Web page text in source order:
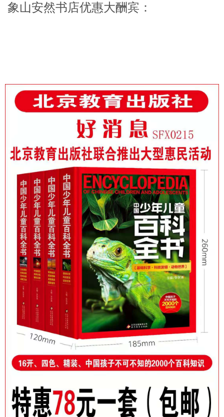
象山安然书店优惠大酬宾：